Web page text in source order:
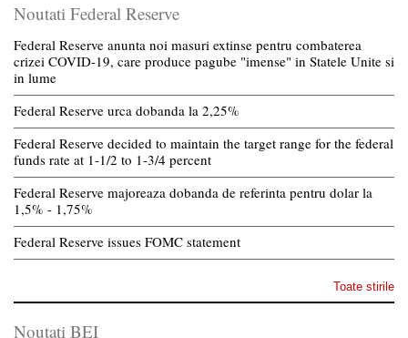
Noutati Federal Reserve
Federal Reserve anunta noi masuri extinse pentru combaterea
crizei COVID-19, care produce pagube "imense" in Statele Unite si
in lume
Federal Reserve urca dobanda la 2,25%
Federal Reserve decided to maintain the target range for the federal
funds rate at 1-1/2 to 1-3/4 percent
Federal Reserve majoreaza dobanda de referinta pentru dolar la
1,5% - 1,75%
Federal Reserve issues FOMC statement
Toate stirile
Noutati BEI